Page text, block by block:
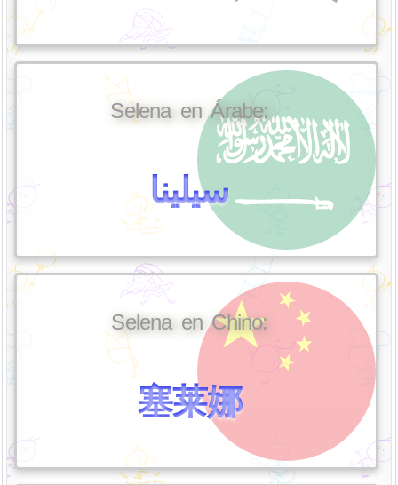
Selena en Árabe:
سيلينا
Selena en Chino:
塞莱娜